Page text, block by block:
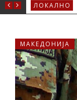
ЛОКАЛНО
МАКЕДОНИЈА